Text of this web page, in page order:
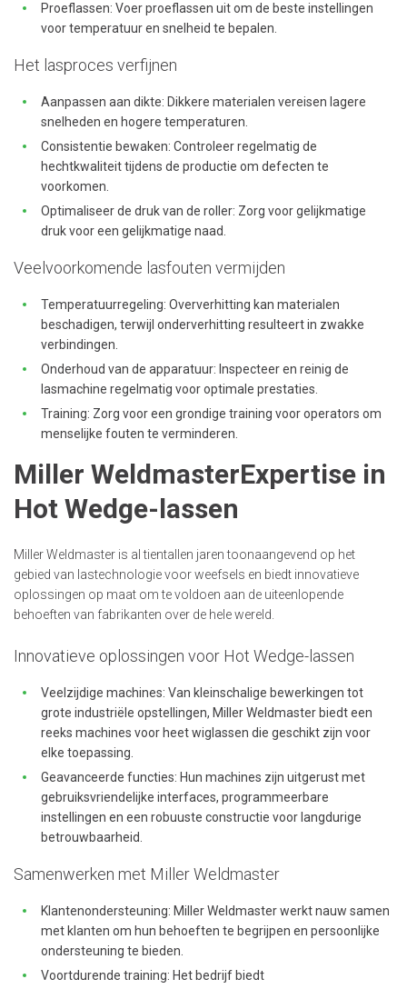
Proeflassen: Voer proeflassen uit om de beste instellingen
voor temperatuur en snelheid te bepalen.
Het lasproces verfijnen
Aanpassen aan dikte: Dikkere materialen vereisen lagere
snelheden en hogere temperaturen.
Consistentie bewaken: Controleer regelmatig de
hechtkwaliteit tijdens de productie om defecten te
voorkomen.
Optimaliseer de druk van de roller: Zorg voor gelijkmatige
druk voor een gelijkmatige naad.
Veelvoorkomende lasfouten vermijden
Temperatuurregeling: Oververhitting kan materialen
beschadigen, terwijl onderverhitting resulteert in zwakke
verbindingen.
Onderhoud van de apparatuur: Inspecteer en reinig de
lasmachine regelmatig voor optimale prestaties.
Training: Zorg voor een grondige training voor operators om
menselijke fouten te verminderen.
Miller WeldmasterExpertise in
Hot Wedge-lassen
Miller Weldmaster is al tientallen jaren toonaangevend op het
gebied van lastechnologie voor weefsels en biedt innovatieve
oplossingen op maat om te voldoen aan de uiteenlopende
behoeften van fabrikanten over de hele wereld.
Innovatieve oplossingen voor Hot Wedge-lassen
Veelzijdige machines: Van kleinschalige bewerkingen tot
grote industriële opstellingen, Miller Weldmaster biedt een
reeks machines voor heet wiglassen die geschikt zijn voor
elke toepassing.
Geavanceerde functies: Hun machines zijn uitgerust met
gebruiksvriendelijke interfaces, programmeerbare
instellingen en een robuuste constructie voor langdurige
betrouwbaarheid.
Samenwerken met Miller Weldmaster
Klantenondersteuning: Miller Weldmaster werkt nauw samen
met klanten om hun behoeften te begrijpen en persoonlijke
ondersteuning te bieden.
Voortdurende training: Het bedrijf biedt